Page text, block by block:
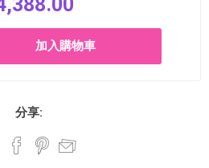
分享: